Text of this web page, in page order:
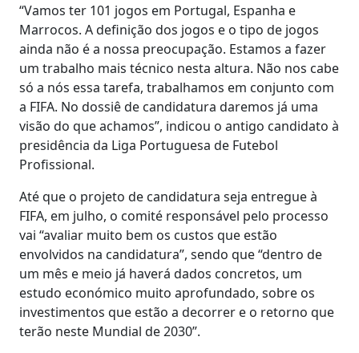
“Vamos ter 101 jogos em Portugal, Espanha e
Marrocos. A definição dos jogos e o tipo de jogos
ainda não é a nossa preocupação. Estamos a fazer
um trabalho mais técnico nesta altura. Não nos cabe
só a nós essa tarefa, trabalhamos em conjunto com
a FIFA. No dossiê de candidatura daremos já uma
visão do que achamos”, indicou o antigo candidato à
presidência da Liga Portuguesa de Futebol
Profissional.
Até que o projeto de candidatura seja entregue à
FIFA, em julho, o comité responsável pelo processo
vai “avaliar muito bem os custos que estão
envolvidos na candidatura”, sendo que “dentro de
um mês e meio já haverá dados concretos, um
estudo económico muito aprofundado, sobre os
investimentos que estão a decorrer e o retorno que
terão neste Mundial de 2030”.